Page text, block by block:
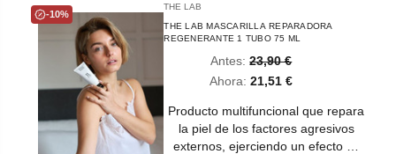
-10%
THE LAB
THE LAB MASCARILLA REPARADORA
REGENERANTE 1 TUBO 75 ML
Ahora: 21,51 €
Antes: 23,90 €
Producto multifuncional que repara
la piel de los factores agresivos
externos, ejerciendo un efecto …